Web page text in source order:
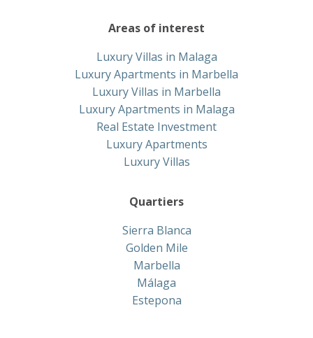
Areas of interest
Luxury Villas in Malaga
Luxury Apartments in Marbella
Luxury Villas in Marbella
Luxury Apartments in Malaga
Real Estate Investment
Luxury Apartments
Luxury Villas
Quartiers
Sierra Blanca
Golden Mile
Marbella
Málaga
Estepona